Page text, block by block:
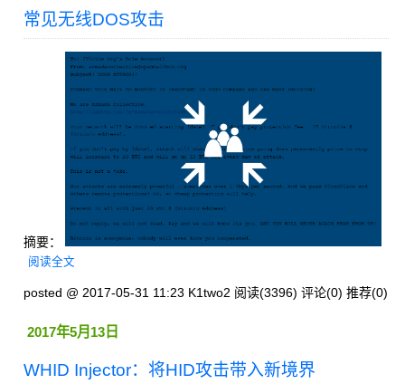
常见无线DOS攻击
摘要：
阅读全文
posted @ 2017-05-31 11:23 K1two2 阅读(3396) 评论(0) 推荐(0)
2017年5月13日
WHID Injector：将HID攻击带入新境界